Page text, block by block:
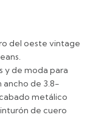
del oeste vintage
y de moda para
ancho de 3.8-
metálico
de cuero